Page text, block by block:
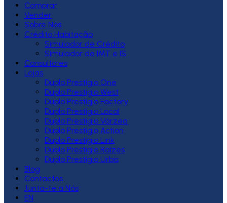
Comprar
Vender
Sobre Nós
Crédito Habitação
Simulador de Crédito
Simulador de IMT e IS
Consultores
Lojas
Duplo Prestígio One
Duplo Prestígio West
Duplo Prestígio Factory
Duplo Prestígio Local
Duplo Prestígio Várzea
Duplo Prestígio Action
Duplo Prestígio Link
Duplo Prestígio Raízes
Duplo Prestígio Urbis
Blog
Contactos
Junta-te a Nós
EN